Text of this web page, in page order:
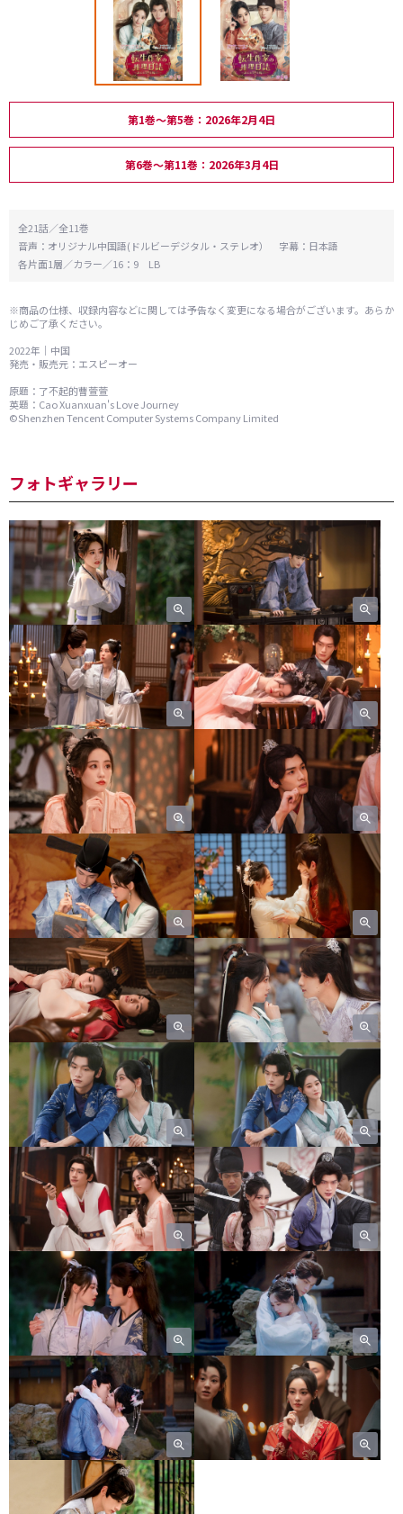
第1巻～第5巻：2026年2月4日
第6巻～第11巻：2026年3月4日
全21話／全11巻
音声：オリジナル中国語(ドルビーデジタル・ステレオ） 字幕：日本語
各片面1層／カラー／16：9 LB
※商品の仕様、収録内容などに関しては予告なく変更になる場合がございます。あらか
じめご了承ください。
2022年｜中国
発売・販売元：エスピーオー
原題：了不起的曹萱萱
英題：Cao Xuanxuan's Love Journey
©Shenzhen Tencent Computer Systems Company Limited
フォトギャラリー